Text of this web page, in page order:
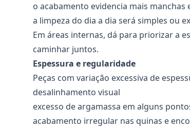
o acabamento evidencia mais manchas
a limpeza do dia a dia será simples ou
Em áreas internas, dá para priorizar a
caminhar juntos.
Espessura e regularidade
Peças com variação excessiva de
desalinhamento visual
excesso de argamassa em alguns
acabamento irregular nas quinas e